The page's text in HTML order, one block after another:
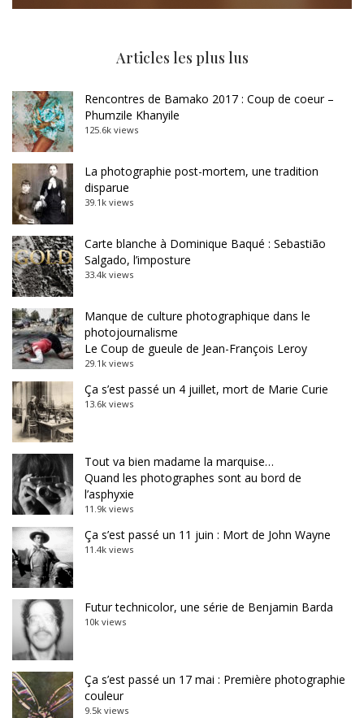
Articles les plus lus
Rencontres de Bamako 2017 : Coup de coeur –
Phumzile Khanyile
125.6k views
La photographie post-mortem, une tradition
disparue
39.1k views
Carte blanche à Dominique Baqué : Sebastião
Salgado, l’imposture
33.4k views
Manque de culture photographique dans le
photojournalisme
Le Coup de gueule de Jean-François Leroy
29.1k views
Ça s’est passé un 4 juillet, mort de Marie Curie
13.6k views
Tout va bien madame la marquise…
Quand les photographes sont au bord de
l’asphyxie
11.9k views
Ça s’est passé un 11 juin : Mort de John Wayne
11.4k views
Futur technicolor, une série de Benjamin Barda
10k views
Ça s’est passé un 17 mai : Première photographie
couleur
9.5k views